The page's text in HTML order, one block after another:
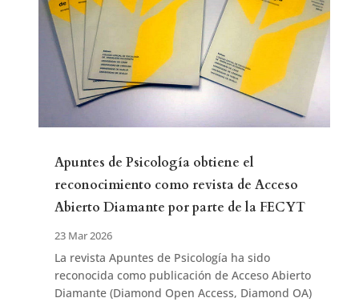
Apuntes de Psicología obtiene el
reconocimiento como revista de Acceso
Abierto Diamante por parte de la FECYT
23 Mar 2026
La revista Apuntes de Psicología ha sido
reconocida como publicación de Acceso Abierto
Diamante (Diamond Open Access, Diamond OA)